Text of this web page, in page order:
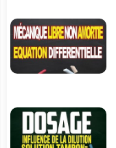
13:6
5:56